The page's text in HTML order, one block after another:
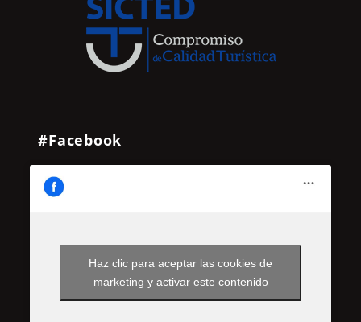
#Facebook
Haz clic para aceptar las cookies de
marketing y activar este contenido